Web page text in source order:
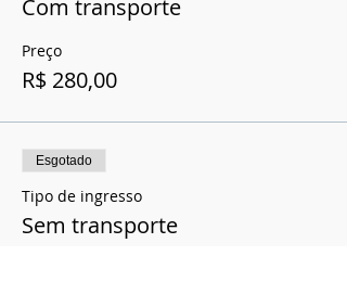
Com transporte
Preço
R$ 280,00
Esgotado
Tipo de ingresso
Sem transporte